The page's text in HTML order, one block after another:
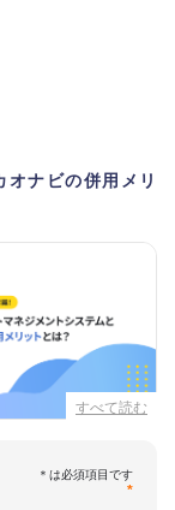
ナビの併用メリ
すべて読む
*